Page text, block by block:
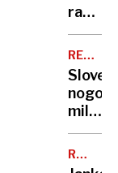
na
rast
PET
kdo
je
poleg
RUMENE
NOVICE